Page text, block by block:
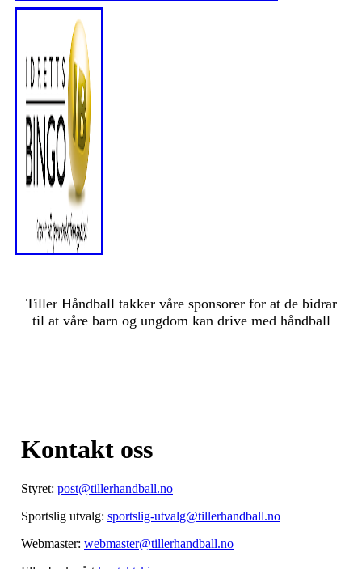
Tiller Håndball takker våre sponsorer for at de bidrar
til at våre barn og ungdom kan drive med håndball
Kontakt oss
Styret: post@tillerhandball.no
Sportslig utvalg: sportslig-utvalg@tillerhandball.no
Webmaster: webmaster@tillerhandball.no